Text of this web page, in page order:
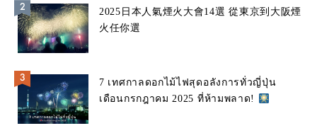
2025日本人氣煙火大會14選 從東京到大阪煙
火任你選
7 เทศกาลดอกไม้ไฟสุดอลังการทั่วญี่ปุ่น
เดือนกรกฎาคม 2025 ที่ห้ามพลาด!